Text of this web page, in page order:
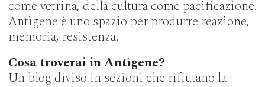
come vetrina, della cultura come pacificazione.
Antìgene è uno spazio per produrre reazione,
memoria, resistenza.
Cosa troverai in Antìgene?
Un blog diviso in sezioni che rifiutano la